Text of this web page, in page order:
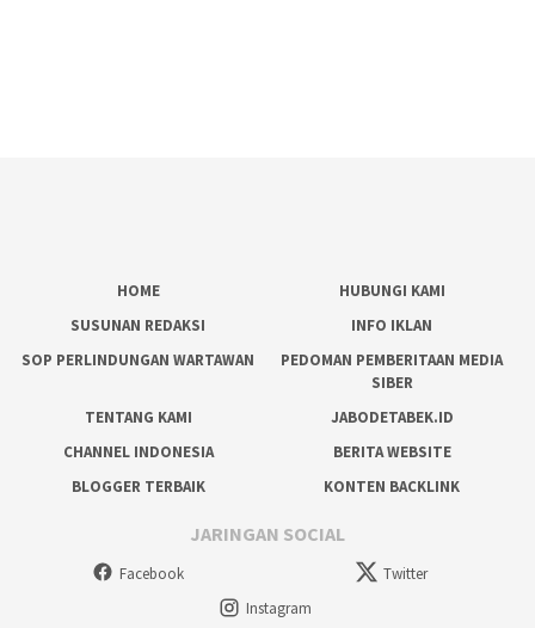
HOME
HUBUNGI KAMI
SUSUNAN REDAKSI
INFO IKLAN
SOP PERLINDUNGAN WARTAWAN
PEDOMAN PEMBERITAAN MEDIA
SIBER
TENTANG KAMI
JABODETABEK.ID
CHANNEL INDONESIA
BERITA WEBSITE
BLOGGER TERBAIK
KONTEN BACKLINK
JARINGAN SOCIAL
Facebook
Twitter
Instagram